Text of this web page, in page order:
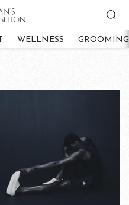
WELLNESS GROOMING